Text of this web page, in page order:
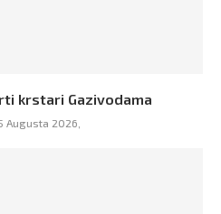
krstari Gazivodama
Augusta 2026,